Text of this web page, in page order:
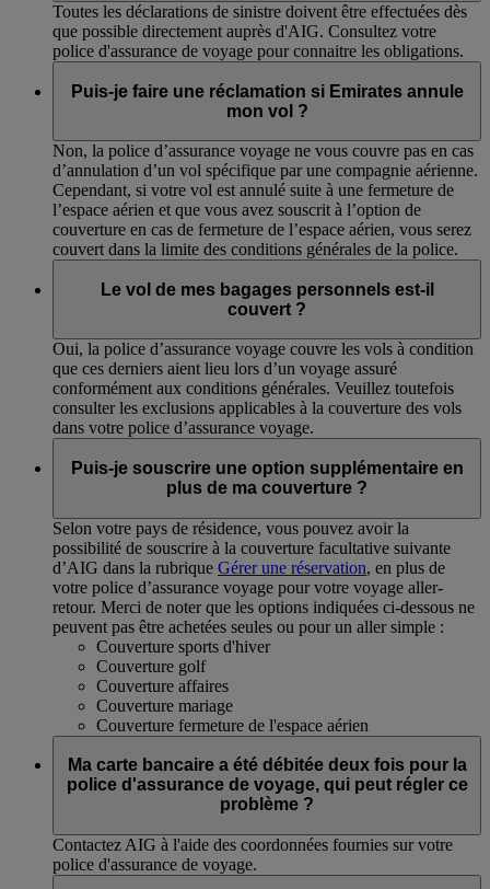
Toutes les déclarations de sinistre doivent être effectuées dès
que possible directement auprès d'AIG. Consultez votre
police d'assurance de voyage pour connaitre les obligations.
Puis-je faire une réclamation si Emirates annule
mon vol ?
Non, la police d’assurance voyage ne vous couvre pas en cas
d’annulation d’un vol spécifique par une compagnie aérienne.
Cependant, si votre vol est annulé suite à une fermeture de
l’espace aérien et que vous avez souscrit à l’option de
couverture en cas de fermeture de l’espace aérien, vous serez
couvert dans la limite des conditions générales de la police.
Le vol de mes bagages personnels est-il
couvert ?
Oui, la police d’assurance voyage couvre les vols à condition
que ces derniers aient lieu lors d’un voyage assuré
conformément aux conditions générales. Veuillez toutefois
consulter les exclusions applicables à la couverture des vols
dans votre police d’assurance voyage.
Puis-je souscrire une option supplémentaire en
plus de ma couverture ?
Selon votre pays de résidence, vous pouvez avoir la
possibilité de souscrire à la couverture facultative suivante
d’AIG dans la rubrique Gérer une réservation, en plus de
votre police d’assurance voyage pour votre voyage aller-
retour. Merci de noter que les options indiquées ci-dessous ne
peuvent pas être achetées seules ou pour un aller simple :
Couverture sports d'hiver
Couverture golf
Couverture affaires
Couverture mariage
Couverture fermeture de l'espace aérien
Ma carte bancaire a été débitée deux fois pour la
police d'assurance de voyage, qui peut régler ce
problème ?
Contactez AIG à l'aide des coordonnées fournies sur votre
police d'assurance de voyage.